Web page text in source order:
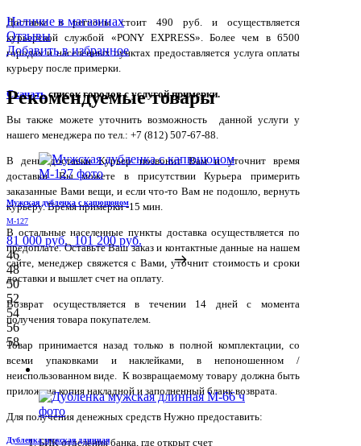
Доставка в регионы стоит 490 руб. и осуществляется
курьерской службой «PONY EXPRESS». Более чем в 6500
городах и населенных пунктах предоставляется услуга оплаты
курьеру после примерки.
Скачатьсписок городов с услугой примерки.
Вы также можете уточнить возможность данной услуги у
нашего менеджера по тел.: +7 (812) 507-67-88.
В день доставки Курьер позвонит Вам и уточнит время
доставки. Вы можете в присутствии Курьера примерить
заказанные Вами вещи, и если что-то Вам не подошло, вернуть
курьеру. Время примерки -15 мин.
В остальные населенные пункты доставка осуществляется по
предоплате. Оставьте Ваш заказ и контактные данные на нашем
сайте, менеджер свяжется с Вами, уточнит стоимость и сроки
доставки и вышлет счет на оплату.
Возврат осуществляется в течении 14 дней с момента
получения товара покупателем.
Товар принимается назад только в полной комплектации, со
всеми упаковками и наклейками, в непоношенном /
неиспользованном виде. К возвращаемому товару должна быть
приложена копия накладной и заполненный бланк возврата.
Для получения денежных средств Нужно предоставить:
БИК отделения банка, где открыт счет
Наличие в магазинах
Отзывы
Добавить в избранное
Рекомендуемые товары
Мужская дубленка с капюшоном
М-127
81 000 руб. 101 200 руб.
46
48
50
52
54
56
58
Дубленка мужская длинная